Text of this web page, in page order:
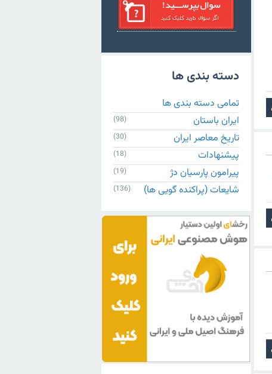
دسته بندی ها
تمامی دسته بندی ها
ایران باستان
(98)
تاریخ معاصر ایران (30)
پیشنهادات (18)
پیرامون پارسیان دژ (19)
شایعات (پراکنده گویی ها) (136)